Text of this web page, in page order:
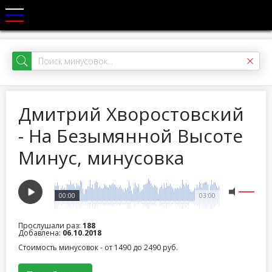
Дмитрий Хворостовский
- На Безымянной Высоте
Минус, минусовка
03:00
00:00
Прослушали раз: 188
Добавлена: 06.10.2018
Стоимость минусовок - от 1490 до 2490 руб.